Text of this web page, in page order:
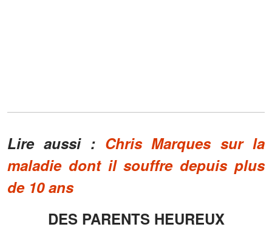
Lire aussi : Chris Marques sur la
maladie dont il souffre depuis plus
de 10 ans
DES PARENTS HEUREUX